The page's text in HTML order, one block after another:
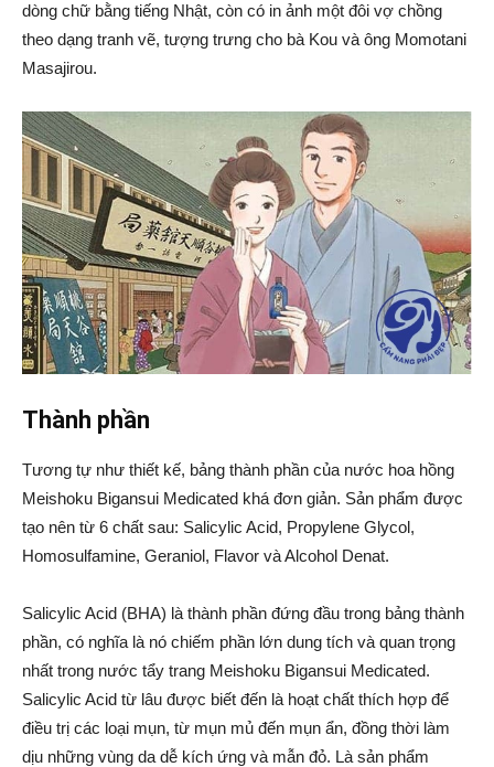
dòng chữ bằng tiếng Nhật, còn có in ảnh một đôi vợ chồng
theo dạng tranh vẽ, tượng trưng cho bà Kou và ông Momotani
Masajirou.
Thành phần
Tương tự như thiết kế, bảng thành phần của nước hoa hồng
Meishoku Bigansui Medicated khá đơn giản. Sản phẩm được
tạo nên từ 6 chất sau: Salicylic Acid, Propylene Glycol,
Homosulfamine, Geraniol, Flavor và Alcohol Denat.
Salicylic Acid (BHA) là thành phần đứng đầu trong bảng thành
phần, có nghĩa là nó chiếm phần lớn dung tích và quan trọng
nhất trong nước tẩy trang Meishoku Bigansui Medicated.
Salicylic Acid từ lâu được biết đến là hoạt chất thích hợp để
điều trị các loại mụn, từ mụn mủ đến mụn ẩn, đồng thời làm
dịu những vùng da dễ kích ứng và mẫn đỏ. Là sản phẩm